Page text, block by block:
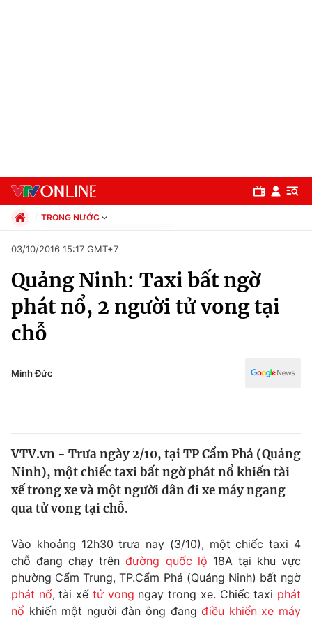
Chuyên mục
Chính trị
Thế giới
Tin tức
Câu chuyện quốc tế
Kinh tế
Tài chính
Thị trường
Góc doanh nghiệp
Dữ liệu và đời sống
Truyền hình
TRONG NƯỚC
Xã hội
Pháp luật
Kinh tế
Thể thao
03/10/2016 15:17 GMT+7
Quảng Ninh: Taxi bất ngờ
phát nổ, 2 người tử vong tại
chỗ
Minh Đức
VTV.vn - Trưa ngày 2/10, tại TP Cẩm Phả (Quảng
Ninh), một chiếc taxi bất ngờ phát nổ khiến tài
xế trong xe và một người dân đi xe máy ngang
qua tử vong tại chỗ.
Vào khoảng 12h30 trưa nay (3/10), một chiếc taxi 4
chỗ đang chạy trênđường quốc lộ 18A tại khu vực
phường Cẩm Trung, TP.Cẩm Phả (Quảng Ninh) bất ngờ
phát nổ, tài xế tử vong ngay trong xe. Chiếc taxi phát
nổ khiến một người đàn ông đangđiều khiển xe máy